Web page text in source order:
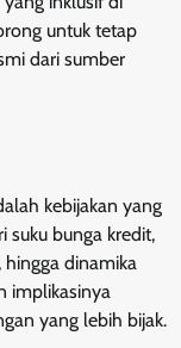
untuk tetap
dari sumber
kebijakan yang
suku bunga kredit,
hingga dinamika
implikasinya
yang lebih bijak.